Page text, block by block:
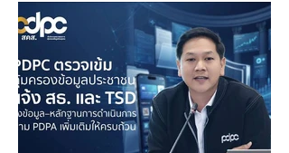
ทำความผิดเกี่ยวกับบุหรี่ไฟฟ้าและ
ผลิตภัณฑ์ยาสูบ สำนักงานตำรวจแห่ง
ชาติ (ศปบย.ตร.) กองบัญชาการตำรวจ
สอบสวนกลาง (CIB) และกองบังคับการ
ปราบปรามการกระทำความผิดเกี่ยวกับ
อาชญากรรมทางเศรษฐกิจ (ปอศ.) เมื่อวัน
ที่ 3 สิงหาคม 25